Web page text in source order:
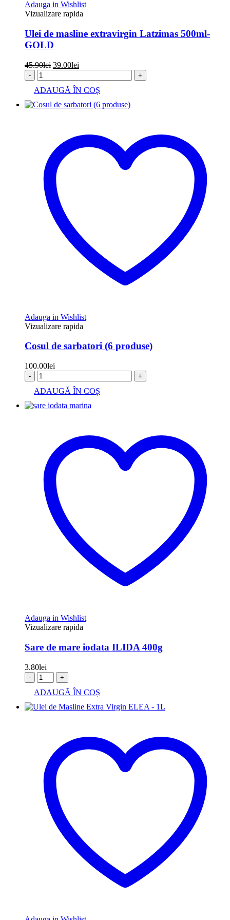
Adauga in Wishlist
Vizualizare rapida
Ulei de masline extravirgin Latzimas 500ml-
GOLD
45.90lei Prețul
a
fost:
45.90lei.
39.00lei
este:
39.00lei.
- +
ADAUGĂ ÎN COȘ
Adauga in Wishlist
Vizualizare rapida
Cosul de sarbatori (6 produse)
100.00lei
- +
ADAUGĂ ÎN COȘ
Adauga in Wishlist
Vizualizare rapida
Sare de mare iodata ILIDA 400g
3.80lei
- +
ADAUGĂ ÎN COȘ